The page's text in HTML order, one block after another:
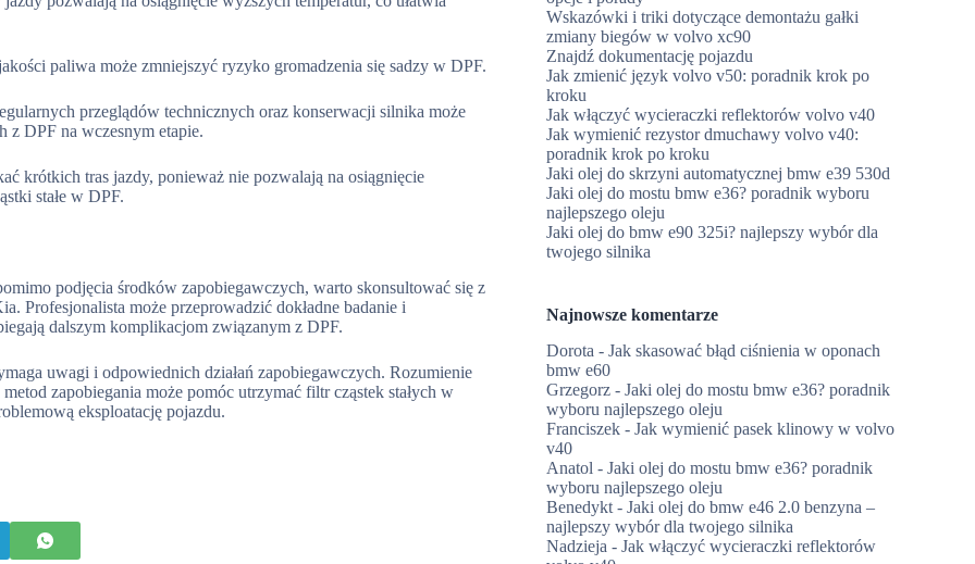
paliwa może zmniejszyć ryzyko gromadzenia się sadzy w DPF.
przeglądów technicznych oraz konserwacji silnika może
DPF na wczesnym etapie.
krótkich tras jazdy, ponieważ nie pozwalają na osiągnięcie
stałe w DPF.
podjęcia środków zapobiegawczych, warto skonsultować się z
Profesjonalista może przeprowadzić dokładne badanie i
dalszym komplikacjom związanym z DPF.
uwagi i odpowiednich działań zapobiegawczych. Rozumienie
zapobiegania może pomóc utrzymać filtr cząstek stałych w
eksploatację pojazdu.
Wskazówki i triki dotyczące demontażu gałki
zmiany biegów w volvo xc90
Znajdź dokumentację pojazdu
Jak zmienić język volvo v50: poradnik krok po
kroku
Jak włączyć wycieraczki reflektorów volvo v40
Jak wymienić rezystor dmuchawy volvo v40:
poradnik krok po kroku
Jaki olej do skrzyni automatycznej bmw e39 530d
Jaki olej do mostu bmw e36? poradnik wyboru
najlepszego oleju
Jaki olej do bmw e90 325i? najlepszy wybór dla
twojego silnika
Najnowsze komentarze
Dorota -Jak skasować błąd ciśnienia w oponach
bmw e60
Grzegorz -Jaki olej do mostu bmw e36? poradnik
wyboru najlepszego oleju
Franciszek -Jak wymienić pasek klinowy w volvo
v40
Anatol -Jaki olej do mostu bmw e36? poradnik
wyboru najlepszego oleju
Benedykt -Jaki olej do bmw e46 2.0 benzyna –
najlepszy wybór dla twojego silnika
Nadzieja -Jak włączyć wycieraczki reflektorów